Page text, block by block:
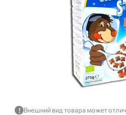
! Внешний вид товара может